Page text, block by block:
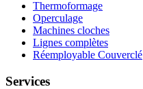
Thermoformage
Operculage
Machines cloches
Lignes complètes
Réemployable Couverclé
Services